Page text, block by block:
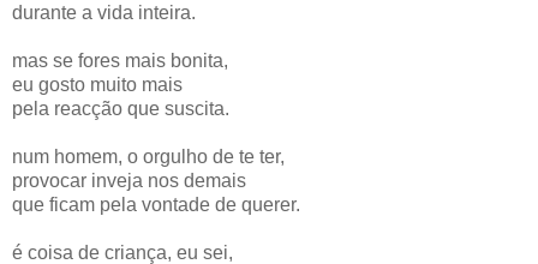
durante a vida inteira.
mas se fores mais bonita,
eu gosto muito mais
pela reacção que suscita.
num homem, o orgulho de te ter,
provocar inveja nos demais
que ficam pela vontade de querer.
é coisa de criança, eu sei,